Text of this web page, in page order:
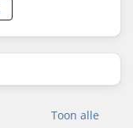
Toon alle